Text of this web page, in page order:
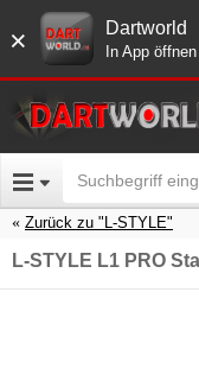
× Dartworld
In App öffnen
Zurück zu "L-STYLE"
L-STYLE L1 PRO